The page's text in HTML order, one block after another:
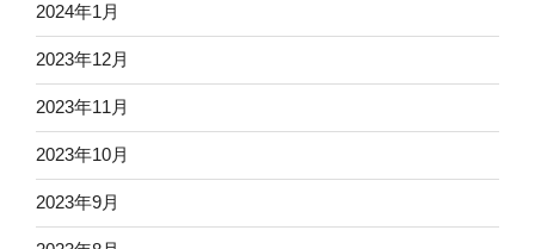
2024年1月
2023年12月
2023年11月
2023年10月
2023年9月